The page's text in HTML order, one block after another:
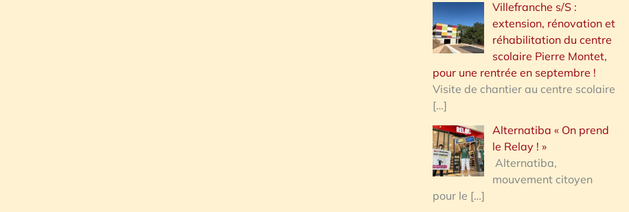
Villefranche s/S :
extension, rénovation et
réhabilitation du centre
scolaire Pierre Montet,
pour une rentrée en septembre !
Visite de chantier au centre scolaire
[…]
Alternatiba « On prend
le Relay ! »
Alternatiba,
mouvement citoyen
pour le […]